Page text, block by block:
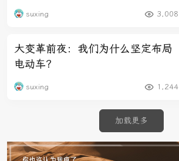
suxing 3,008
大变革前夜：我们为什么坚定布局
电动车？
suxing 1,244
加载更多